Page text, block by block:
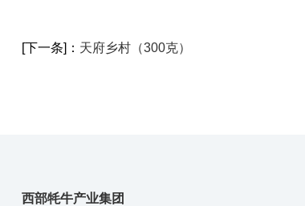
[下一条]： 天府乡村（300克）
西部牦牛产业集团